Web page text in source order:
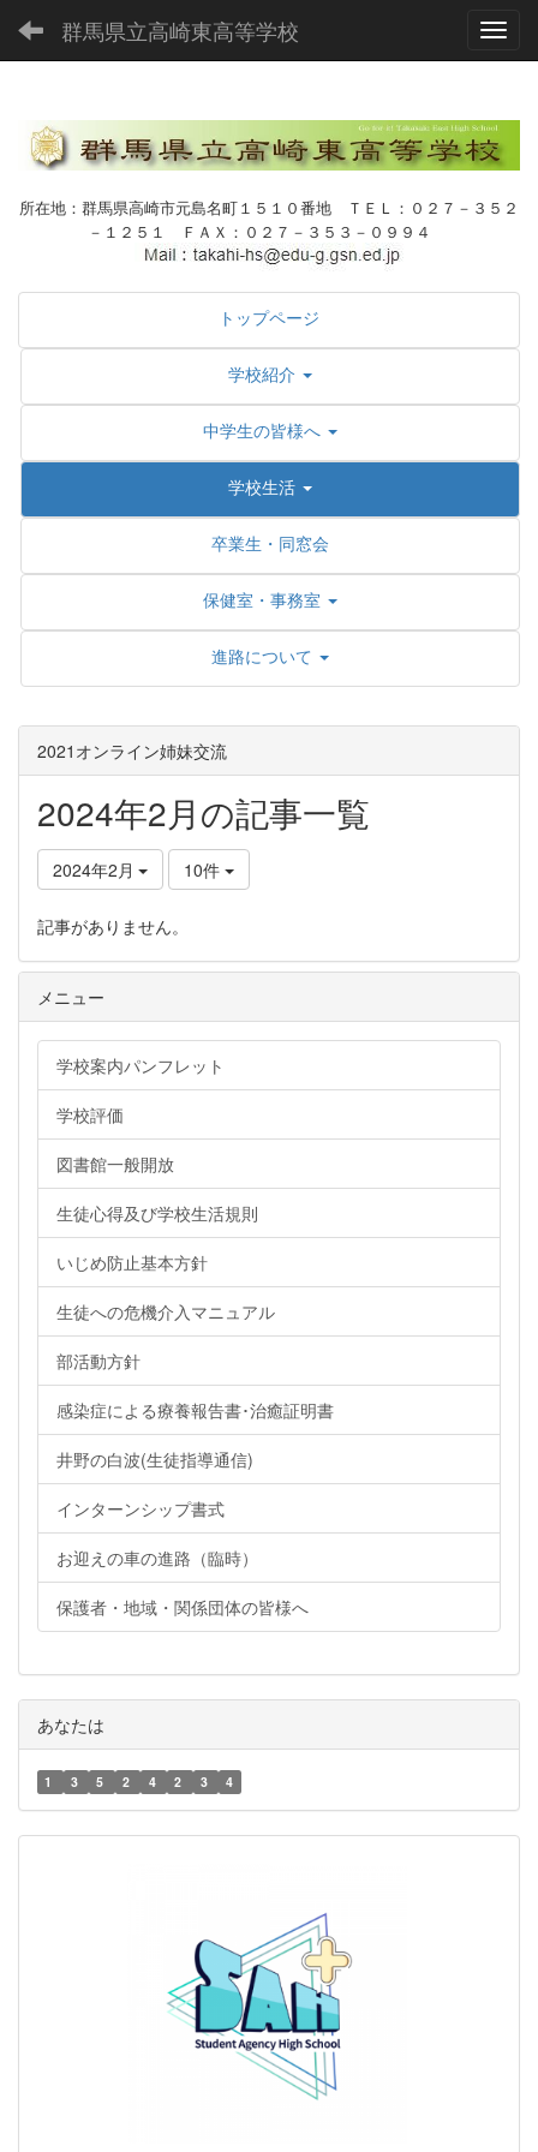
群馬県立高崎東高等学校
所在地：群馬県高崎市元島名町１５１０番地 ＴＥＬ：０２７－３５２
－１２５１ ＦＡＸ：０２７－３５３－０９９４
トップページ
学校紹介
中学生の皆様へ
学校生活
卒業生・同窓会
保健室・事務室
進路について
2021オンライン姉妹交流
2024年2月の記事一覧
2024年2月 10件
記事がありません。
メニュー
学校案内パンフレット
学校評価
図書館一般開放
生徒心得及び学校生活規則
いじめ防止基本方針
生徒への危機介入マニュアル
部活動方針
感染症による療養報告書･治癒証明書
井野の白波(生徒指導通信)
インターンシップ書式
お迎えの車の進路（臨時）
保護者・地域・関係団体の皆様へ
あなたは
1 3 5 2 4 2 3 4